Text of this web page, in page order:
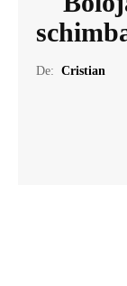
De: Cristian